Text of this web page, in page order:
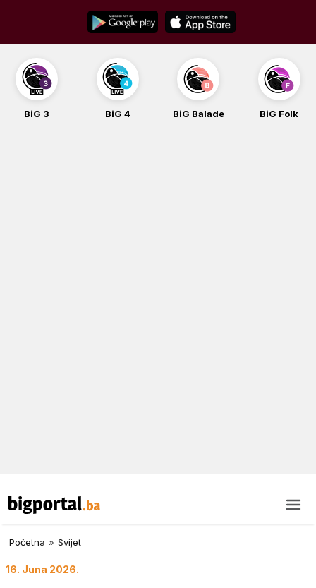
content
BiG 3 BiG 4 BiG Balade BiG Folk
Početna » Svijet
16. Juna 2026.